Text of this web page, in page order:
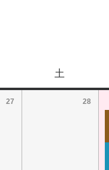
土
27 28